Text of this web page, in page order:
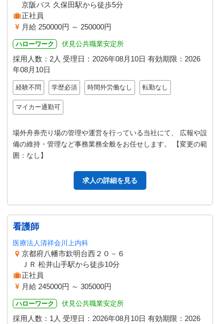
京阪バス 久保田駅から徒歩5分
正社員
月給 250000円 ～ 250000円
ハローワーク 伏見公共職業安定所
採用人数：2人 受理日： 2026年08月10日 有効期限： 2026
年08月10日
経験不問 学歴必須 時間外労働なし 転勤なし
マイカー通勤可
場外舟券売り場の管理や運営を行っている当社にて、 広報や設
備の維持・管理など事務業務全般をお任せします。 【変更の範
囲：なし】
求人の詳細を見る
看護師
医療法人清祥会川上内科
京都府八幡市欽明台西２０－６
ＪＲ 松井山手駅から徒歩10分
正社員
月給 245000円 ～ 305000円
ハローワーク 伏見公共職業安定所
採用人数：1人 受理日： 2026年08月10日 有効期限： 2026